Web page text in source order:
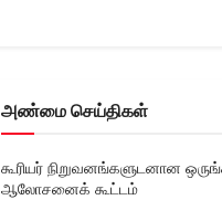
அண்மை செய்திகள்
கூரியர் நிறுவனங்களுடனான
ஆலோசனைக் கூட்டம்